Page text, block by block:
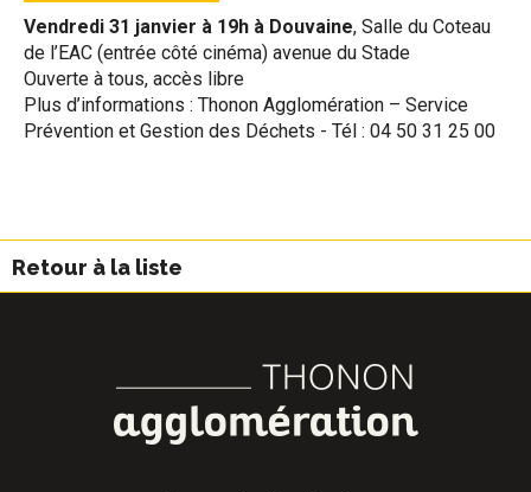
Vendredi 31 janvier à 19h à Douvaine, Salle du Coteau
de l’EAC (entrée côté cinéma) avenue du Stade
Ouverte à tous, accès libre
Plus d’informations : Thonon Agglomération – Service
Prévention et Gestion des Déchets - Tél : 04 50 31 25 00
Retour à la liste